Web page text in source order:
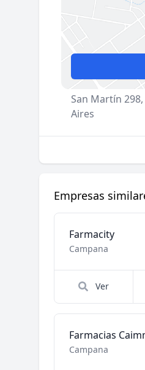
San Martín
Aires
Empresas
Farmacity
Campana
Ver
Campana